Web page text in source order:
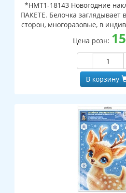
*НМТ1-18143 Новогодние
ПАКЕТЕ. Белочка заглядывает
сторон, многоразовые, в
с европодвесом и
Цена розн:
−
В корзину